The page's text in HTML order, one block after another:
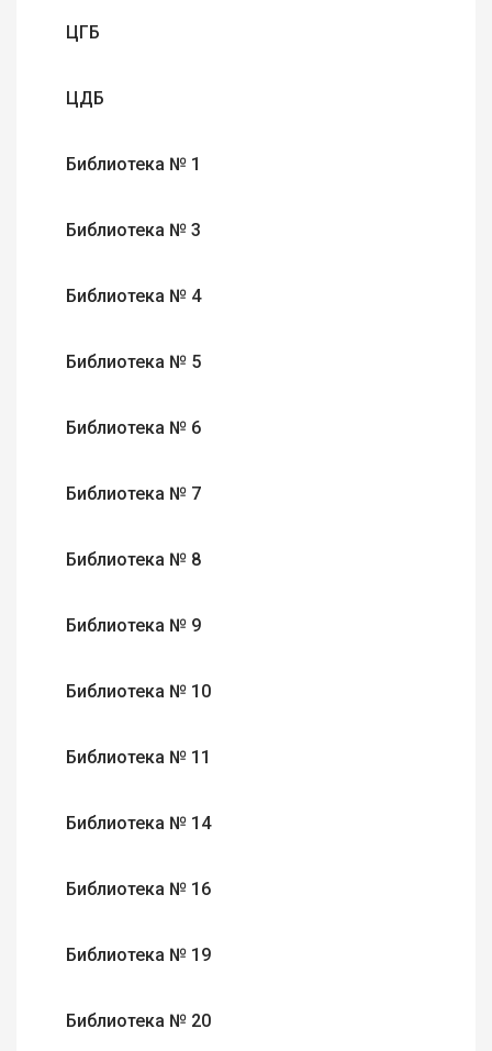
ЦГБ
ЦДБ
Библиотека № 1
Библиотека № 3
Библиотека № 4
Библиотека № 5
Библиотека № 6
Библиотека № 7
Библиотека № 8
Библиотека № 9
Библиотека № 10
Библиотека № 11
Библиотека № 14
Библиотека № 16
Библиотека № 19
Библиотека № 20